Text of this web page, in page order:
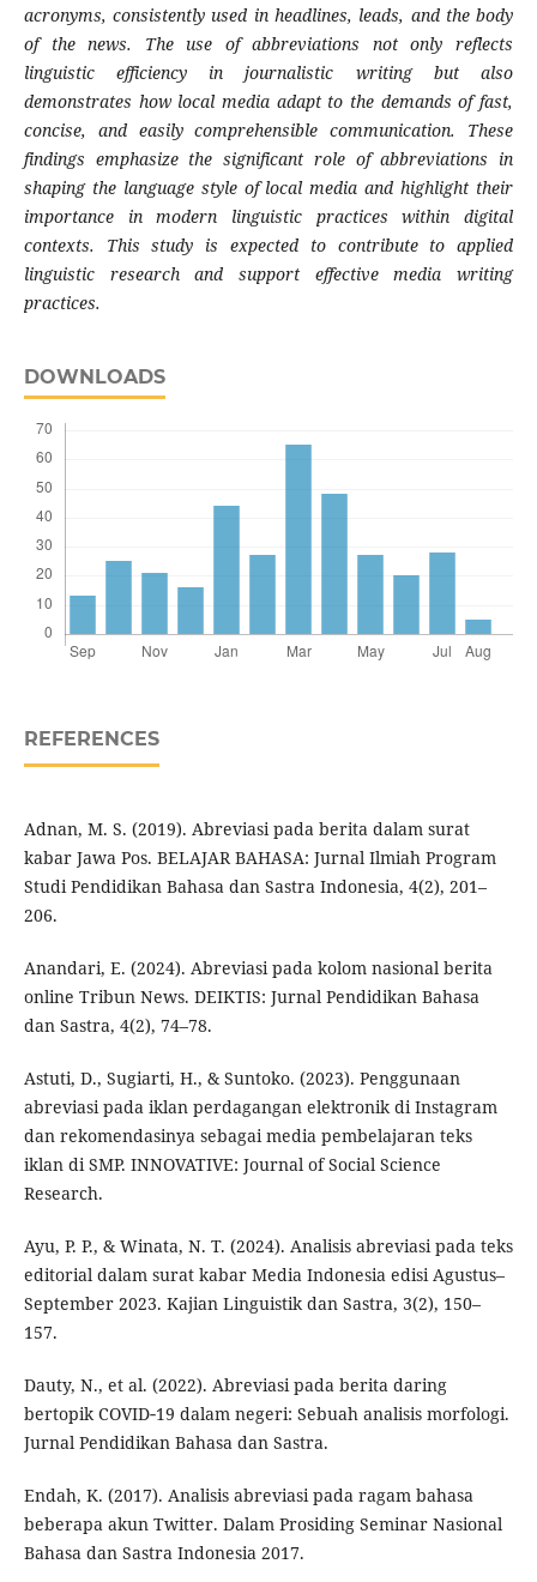
acronyms, consistently used in headlines, leads, and the body
of the news. The use of abbreviations not only reflects
linguistic efficiency in journalistic writing but also
demonstrates how local media adapt to the demands of fast,
concise, and easily comprehensible communication. These
findings emphasize the significant role of abbreviations in
shaping the language style of local media and highlight their
importance in modern linguistic practices within digital
contexts. This study is expected to contribute to applied
linguistic research and support effective media writing
practices.
DOWNLOADS
REFERENCES
Adnan, M. S. (2019). Abreviasi pada berita dalam surat
kabar Jawa Pos. BELAJAR BAHASA: Jurnal Ilmiah Program
Studi Pendidikan Bahasa dan Sastra Indonesia, 4(2), 201–
206.
Anandari, E. (2024). Abreviasi pada kolom nasional berita
online Tribun News. DEIKTIS: Jurnal Pendidikan Bahasa
dan Sastra, 4(2), 74–78.
Astuti, D., Sugiarti, H., & Suntoko. (2023). Penggunaan
abreviasi pada iklan perdagangan elektronik di Instagram
dan rekomendasinya sebagai media pembelajaran teks
iklan di SMP. INNOVATIVE: Journal of Social Science
Research.
Ayu, P. P., & Winata, N. T. (2024). Analisis abreviasi pada teks
editorial dalam surat kabar Media Indonesia edisi Agustus–
September 2023. Kajian Linguistik dan Sastra, 3(2), 150–
157.
Dauty, N., et al. (2022). Abreviasi pada berita daring
bertopik COVID‑19 dalam negeri: Sebuah analisis morfologi.
Jurnal Pendidikan Bahasa dan Sastra.
Endah, K. (2017). Analisis abreviasi pada ragam bahasa
beberapa akun Twitter. Dalam Prosiding Seminar Nasional
Bahasa dan Sastra Indonesia 2017.